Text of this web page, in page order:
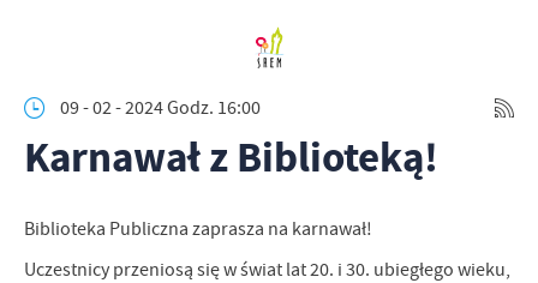
09 - 02 - 2024 Godz. 16:00
Karnawał z Biblioteką!
Biblioteka Publiczna zaprasza na karnawał!
Uczestnicy przeniosą się w świat lat 20. i 30. ubiegłego wieku,